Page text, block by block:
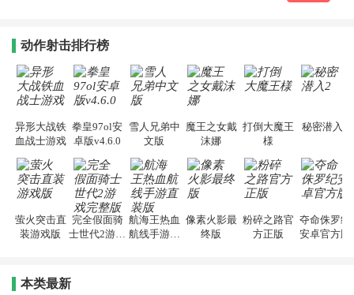
动作射击排行榜
异形大战铁
血战士游戏
拳皇97ol安
卓版v4.6.0
雪人兄弟中
文版
魔王之女戴
沫娜
打倒大魔王
様
秘密潜入2
萤火突击直
装游戏版
完全假面骑
士世代2游戏
航海王热血
航线手游直
像素火影最
终版
粉碎之路官
方正版
夺命侏罗纪
安卓官方版
本类最新